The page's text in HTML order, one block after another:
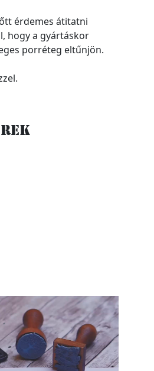
érdemes átitatni
hogy a gyártáskor
porréteg eltűnjön.